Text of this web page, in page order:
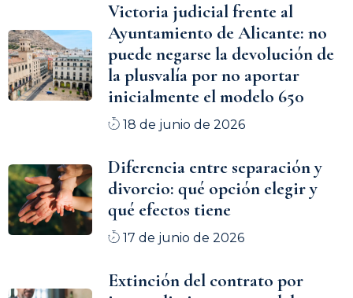
Victoria judicial frente al
Ayuntamiento de Alicante: no
puede negarse la devolución de
la plusvalía por no aportar
inicialmente el modelo 650
18 de junio de 2026
Diferencia entre separación y
divorcio: qué opción elegir y
qué efectos tiene
17 de junio de 2026
Extinción del contrato por